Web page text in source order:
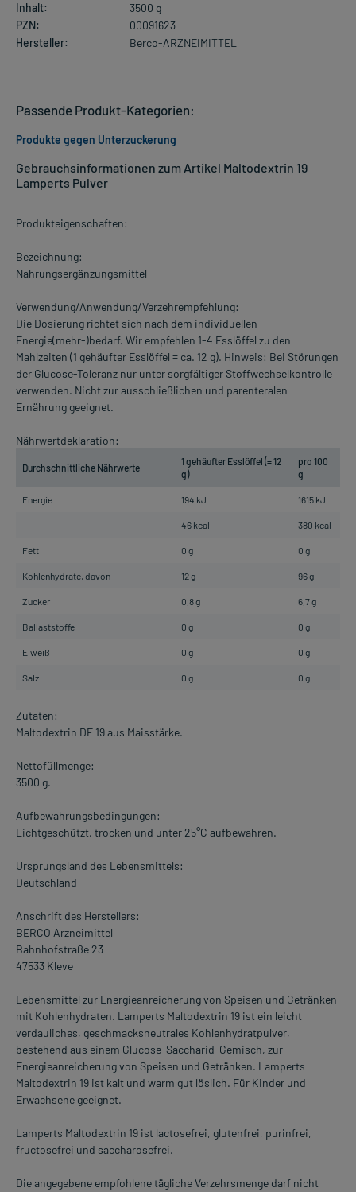
Inhalt:
3500 g
PZN:
00091623
Hersteller:
Berco-ARZNEIMITTEL
Gebrauchsinformationen zum Artikel Maltodextrin 19
Lamperts Pulver
Produkteigenschaften:
Bezeichnung:
Nahrungsergänzungsmittel
Verwendung/Anwendung/Verzehrempfehlung:
Die Dosierung richtet sich nach dem individuellen
Energie(mehr-)bedarf. Wir empfehlen 1-4 Esslöffel zu den
Mahlzeiten (1 gehäufter Esslöffel = ca. 12 g). Hinweis: Bei Störungen
der Glucose-Toleranz nur unter sorgfältiger Stoffwechselkontrolle
verwenden. Nicht zur ausschließlichen und parenteralen
Ernährung geeignet.
Nährwertdeklaration:
Durchschnittliche Nährwerte
1 gehäufter Esslöffel (= 12
g)
pro 100
g
Energie 194 kJ 1615 kJ
46 kcal 380 kcal
Fett 0 g 0 g
Kohlenhydrate, davon 12 g 96 g
Zucker 0,8 g 6,7 g
Ballaststoffe 0 g 0 g
Eiweiß 0 g 0 g
Salz 0 g 0 g
Zutaten:
Maltodextrin DE 19 aus Maisstärke.
Nettofüllmenge:
3500 g.
Aufbewahrungsbedingungen:
Lichtgeschützt, trocken und unter 25°C aufbewahren.
Ursprungsland des Lebensmittels:
Deutschland
Anschrift des Herstellers:
BERCO Arzneimittel
Bahnhofstraße 23
47533 Kleve
Lebensmittel zur Energieanreicherung von Speisen und Getränken
mit Kohlenhydraten. Lamperts Maltodextrin 19 ist ein leicht
verdauliches, geschmacksneutrales Kohlenhydratpulver,
bestehend aus einem Glucose-Saccharid-Gemisch, zur
Energieanreicherung von Speisen und Getränken. Lamperts
Maltodextrin 19 ist kalt und warm gut löslich. Für Kinder und
Erwachsene geeignet.
Lamperts Maltodextrin 19 ist lactosefrei, glutenfrei, purinfrei,
fructosefrei und saccharosefrei.
Die angegebene empfohlene tägliche Verzehrsmenge darf nicht
Passende Produkt-Kategorien:
Produkte gegen Unterzuckerung